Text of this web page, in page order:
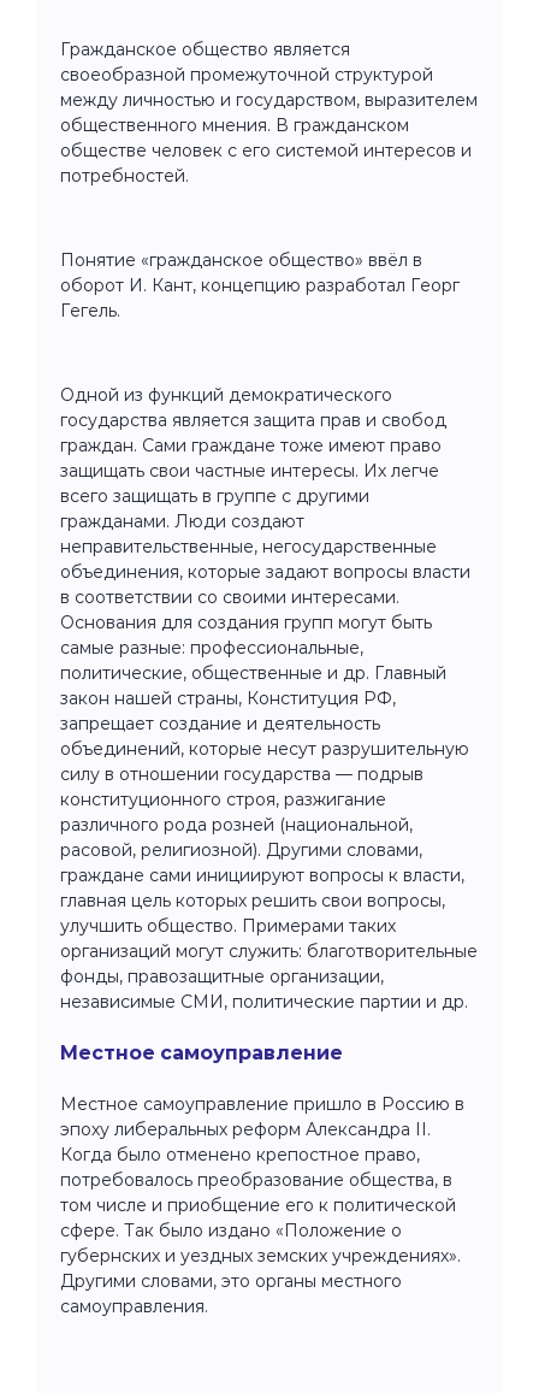
Гражданское общество является
своеобразной промежуточной структурой
между личностью и государством, выразителем
общественного мнения. В гражданском
обществе человек с его системой интересов и
потребностей.
Понятие «гражданское общество» ввёл в
оборот И. Кант, концепцию разработал Георг
Гегель.
Одной из функций демократического
государства является защита прав и свобод
граждан. Сами граждане тоже имеют право
защищать свои частные интересы. Их легче
всего защищать в группе с другими
гражданами. Люди создают
неправительственные, негосударственные
объединения, которые задают вопросы власти
в соответствии со своими интересами.
Основания для создания групп могут быть
самые разные: профессиональные,
политические, общественные и др. Главный
закон нашей страны, Конституция РФ,
запрещает создание и деятельность
объединений, которые несут разрушительную
силу в отношении государства — подрыв
конституционного строя, разжигание
различного рода розней (национальной,
расовой, религиозной). Другими словами,
граждане сами инициируют вопросы к власти,
главная цель которых решить свои вопросы,
улучшить общество. Примерами таких
организаций могут служить: благотворительные
фонды, правозащитные организации,
независимые СМИ, политические партии и др.
Местное самоуправление
Местное самоуправление пришло в Россию в
эпоху либеральных реформ Александра II.
Когда было отменено крепостное право,
потребовалось преобразование общества, в
том числе и приобщение его к политической
сфере. Так было издано «Положение о
губернских и уездных земских учреждениях».
Другими словами, это органы местного
самоуправления.